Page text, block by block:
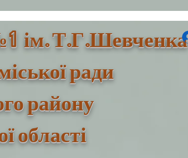
1ім. Т.Г.Шевченка
ради
району
області